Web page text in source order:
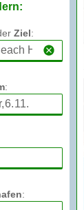
Ziel:
:
: